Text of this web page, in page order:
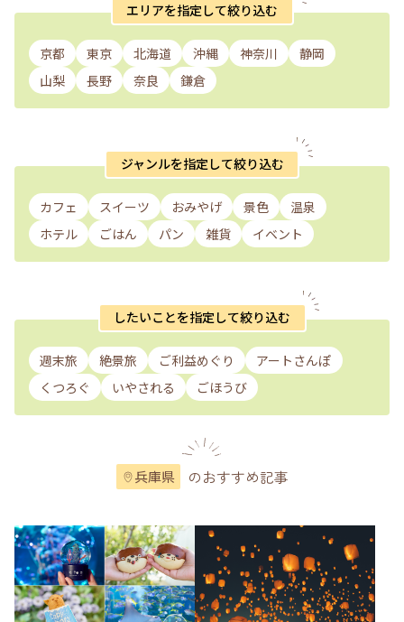
エリアを指定して絞り込む
京都 東京 北海道 沖縄 神奈川
静岡
山梨
長野 奈良 鎌倉
ジャンルを指定して絞り込む
カフェ スイーツ おみやげ 景色
温泉
ホテル
ごはん パン 雑貨 イベント
したいことを指定して絞り込む
週末旅 絶景旅 ご利益めぐり
アートさんぽ
くつろぐ
いやされる ごほうび
兵庫県 のおすすめ記事